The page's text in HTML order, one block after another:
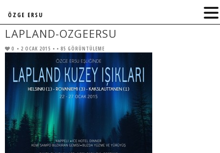
LAPLAND-OZGEERSU
0 • 2 OCAK 2015 • • 85 GÖRÜNTÜLEME
ÖZGE ERSU